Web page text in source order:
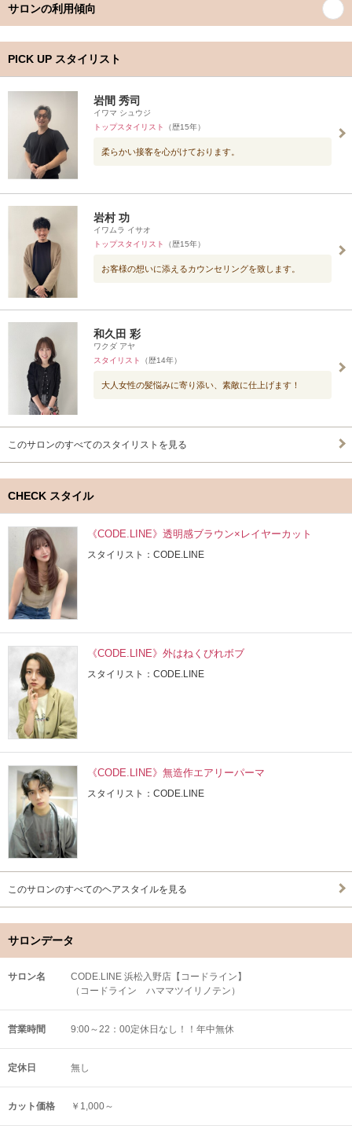
サロンの利用傾向
PICK UP スタイリスト
岩間 秀司
イワマ シュウジ
トップスタイリスト
（歴15年）
柔らかい接客を心がけております。
岩村 功
イワムラ イサオ
トップスタイリスト
（歴15年）
お客様の想いに添えるカウンセリングを致します。
和久田 彩
ワクダ アヤ
スタイリスト
（歴14年）
大人女性の髪悩みに寄り添い、素敵に仕上げます！
このサロンのすべてのスタイリストを見る
CHECK スタイル
《CODE.LINE》透明感ブラウン×レイヤーカット
スタイリスト：CODE.LINE
《CODE.LINE》外はねくびれボブ
スタイリスト：CODE.LINE
《CODE.LINE》無造作エアリーパーマ
スタイリスト：CODE.LINE
このサロンのすべてのヘアスタイルを見る
サロンデータ
サロン名
CODE.LINE 浜松入野店【コードライン】
（コードライン ハママツイリノテン）
営業時間 9:00～22：00定休日なし！！年中無休
定休日 無し
カット価格 ￥1,000～